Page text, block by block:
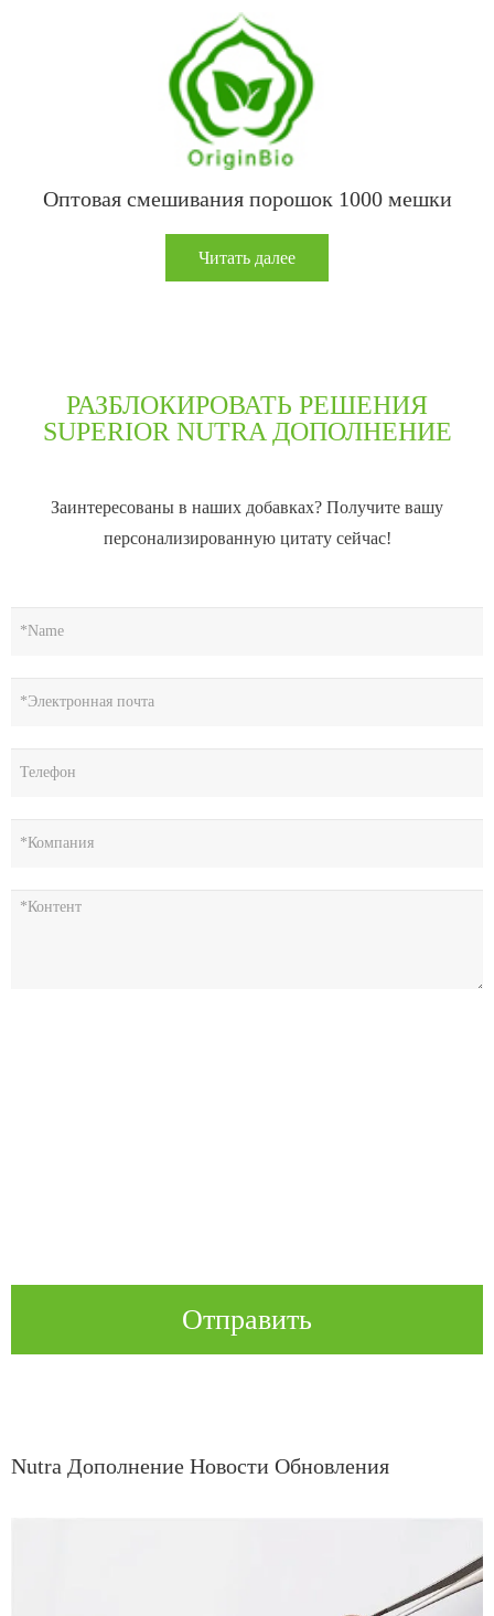
Оптовая смешивания порошок 1000 мешки
Читать далее
РАЗБЛОКИРОВАТЬ РЕШЕНИЯ
SUPERIOR NUTRA ДОПОЛНЕНИЕ
Заинтересованы в наших добавках? Получите вашу
персонализированную цитату сейчас!
Отправить
Nutra Дополнение Новости Обновления